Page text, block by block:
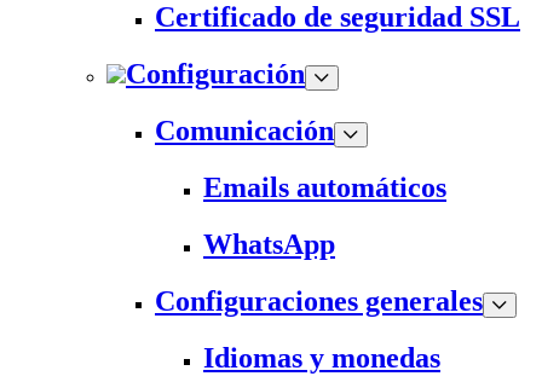
Certificado de seguridad SSL
Configuración
Comunicación
Emails automáticos
WhatsApp
Configuraciones generales
Idiomas y monedas